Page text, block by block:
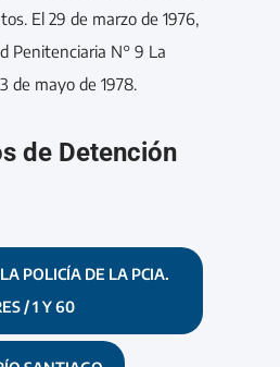
El 29 de marzo de 1976,
Penitenciaria N° 9 La
de mayo de 1978.
de Detención
POLICÍA DE LA PCIA.
/ 1 Y 60